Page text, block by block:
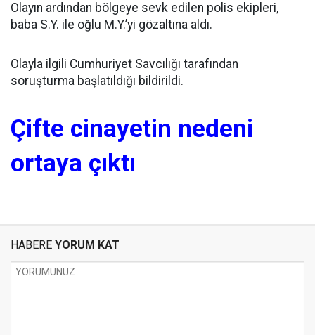
Olayın ardından bölgeye sevk edilen polis ekipleri,
baba S.Y. ile oğlu M.Y.’yi gözaltına aldı.
Olayla ilgili Cumhuriyet Savcılığı tarafından
soruşturma başlatıldığı bildirildi.
Çifte cinayetin nedeni
ortaya çıktı
HABERE YORUM KAT